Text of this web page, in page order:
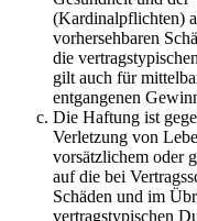
(Kardinalpflichten)
vorhersehbaren
die
gilt auch für
entgangenen
Die Haftung ist
Verletzung von
vorsätzlichem oder
auf die bei
Schäden und im
vertragstypischen